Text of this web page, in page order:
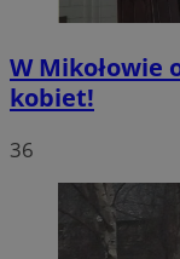
W Mikołowie
kobiet!
36